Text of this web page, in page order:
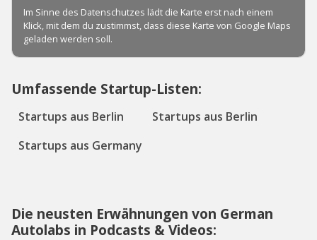
Umfassende Startup-Listen:
Startups aus Berlin
Startups aus Berlin
Startups aus Germany
Die neusten Erwähnungen von German
Autolabs in Podcasts & Videos: